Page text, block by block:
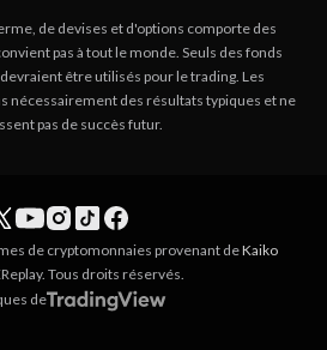
de devises et d'options comporte des
pas à tout le monde. Seuls des fonds
être utilisés pour le trading. Les
nécessairement des résultats typiques et ne
pas de succès futur.
de cryptomonnaies provenant deKaiko
Tous droits réservés.
de